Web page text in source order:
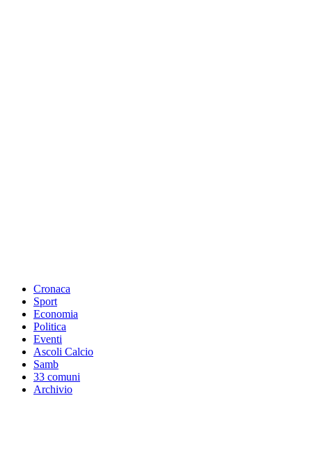
Cronaca
Sport
Economia
Politica
Eventi
Ascoli Calcio
Samb
33 comuni
Archivio